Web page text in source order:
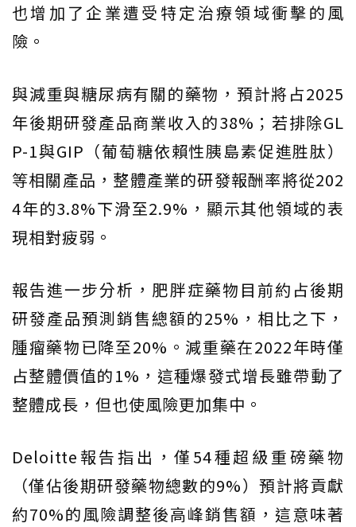
也增加了企業遭受特定治療領域衝擊的風
險。
與減重與糖尿病有關的藥物，預計將占2025
年後期研發產品商業收入的38%；若排除GL
P-1與GIP（葡萄糖依賴性胰島素促進胜肽）
等相關產品，整體產業的研發報酬率將從202
4年的3.8%下滑至2.9%，顯示其他領域的表
現相對疲弱。
報告進一步分析，肥胖症藥物目前約占後期
研發產品預測銷售總額的25%，相比之下，
腫瘤藥物已降至20%。減重藥在2022年時僅
占整體價值的1%，這種爆發式增長雖帶動了
整體成長，但也使風險更加集中。
Deloitte報告指出，僅54種超級重磅藥物
（僅佔後期研發藥物總數的9%）預計將貢獻
約70%的風險調整後高峰銷售額，這意味著